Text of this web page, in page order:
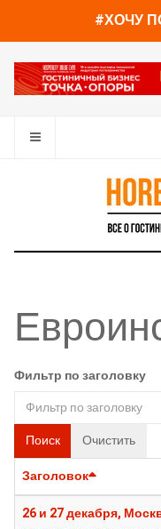
#ХОЧУ
Фильтр по заголовку
Поиск Очистить
Заголовок
26 и 27 декабря,